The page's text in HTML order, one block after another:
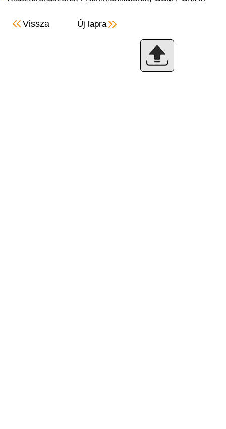
Vissza Új lapra